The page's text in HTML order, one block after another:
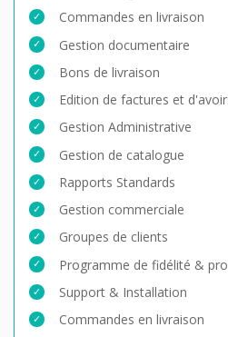
Commandes en livraison
Gestion documentaire
Bons de livraison
Edition de factures et
Gestion Administrative
Gestion de catalogue
Rapports Standards
Gestion commerciale
Groupes de clients
Programme de fidélité &
Support & Installation
Commandes en livraison